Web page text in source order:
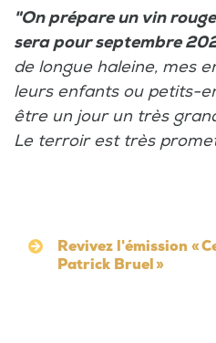
"On prépare un vin
sera pour septembre
de longue haleine, mes
leurs enfants ou petits-
être un jour un très
Le terroir est très
Revivez l'émission «
Patrick Bruel »